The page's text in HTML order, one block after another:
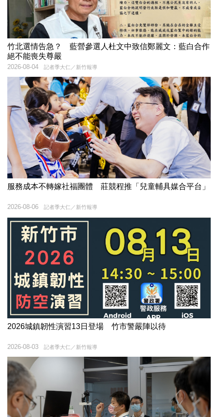
竹北選情告急？ 藍營參選人杜文中致信鄭麗文：藍白合作
絕不能喪失尊嚴
記者季大仁／新竹報導
2026-08-04
服務成本不轉嫁社福團體 莊競程推「兒童輔具媒合平台」
記者季大仁／新竹報導
2026-08-06
2026城鎮韌性演習13日登場 竹市警嚴陣以待
記者季大仁／新竹報導
2026-08-03